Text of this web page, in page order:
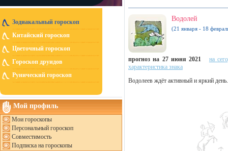
Зодиакальный гороскоп
Китайский гороскоп
Цветочный гороскоп
Гороскоп друидов
Рунический гороскоп
Мой профиль
Мои гороскопы
Персональный гороскоп
Совместимость
Подписка на гороскопы
Водолей
(21 января - 18
прогноз на 27 июня 2021
на
характеристика знака
Водолеев ждёт активный и яркий